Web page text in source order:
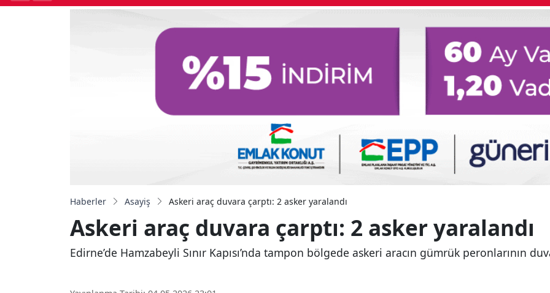
Haberler Asayiş Askeri araç duvara çarptı: 2 asker yaralandı
Askeri araç duvara çarptı: 2 asker yaralandı
Edirne’de Hamzabeyli Sınır Kapısı’nda tampon bölgede askeri aracın gümrük peronlarının